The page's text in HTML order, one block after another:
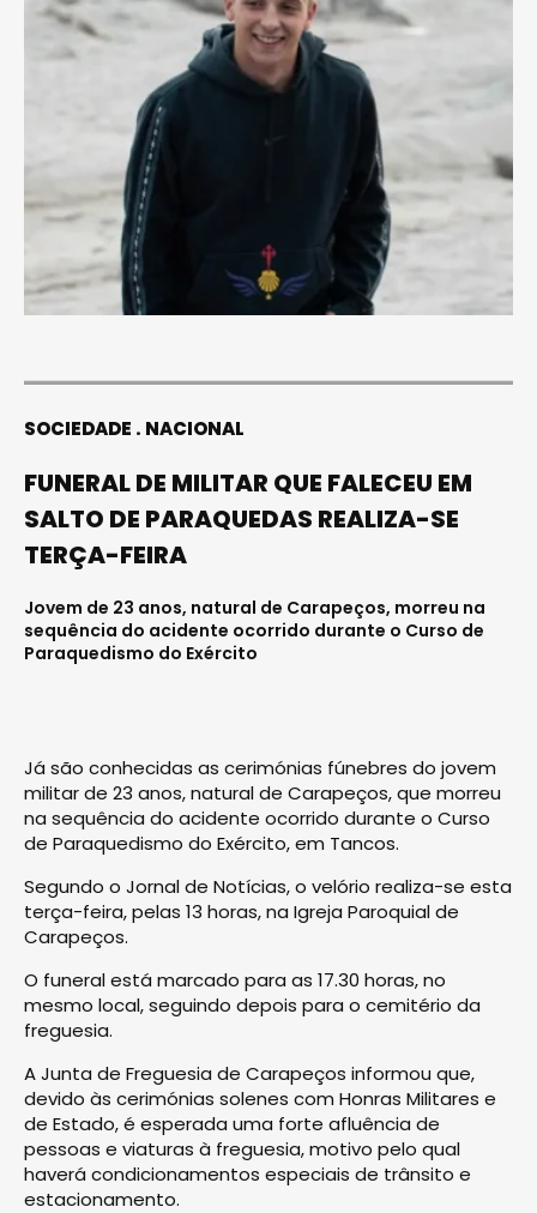
SOCIEDADE NACIONAL
FUNERAL DE MILITAR QUE FALECEU EM
SALTO DE PARAQUEDAS REALIZA-SE
TERÇA-FEIRA
Jovem de 23 anos, natural de Carapeços, morreu na
sequência do acidente ocorrido durante o Curso de
Paraquedismo do Exército
Já são conhecidas as cerimónias fúnebres do jovem
militar de 23 anos, natural de Carapeços, que morreu
na sequência do acidente ocorrido durante o Curso
de Paraquedismo do Exército, em Tancos.
Segundo o Jornal de Notícias, o velório realiza-se esta
terça-feira, pelas 13 horas, na Igreja Paroquial de
Carapeços.
O funeral está marcado para as 17.30 horas, no
mesmo local, seguindo depois para o cemitério da
freguesia.
A Junta de Freguesia de Carapeços informou que,
devido às cerimónias solenes com Honras Militares e
de Estado, é esperada uma forte afluência de
pessoas e viaturas à freguesia, motivo pelo qual
haverá condicionamentos especiais de trânsito e
estacionamento.